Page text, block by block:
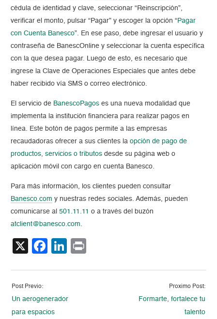
cédula de identidad y clave, seleccionar “Reinscripción”,
verificar el monto, pulsar “Pagar” y escoger la opción “Pagar
con Cuenta Banesco”. En ese paso, debe ingresar el usuario y
contraseña de BanescOnline y seleccionar la cuenta específica
con la que desea pagar. Luego de esto, es necesario que
ingrese la Clave de Operaciones Especiales que antes debe
haber recibido vía SMS o correo electrónico.
El servicio de BanescoPagos es una nueva modalidad que
implementa la institución financiera para realizar pagos en
línea. Este botón de pagos permite a las empresas
recaudadoras ofrecer a sus clientes laopción de pago de
productos, servicios o tributos desde su página web o
aplicación móvil con cargo en cuenta Banesco.
Para más información, los clientes pueden consultar
Banesco.com y nuestras redes sociales. Además, pueden
comunicarse al501.11.11 o a través del buzón
atclient@banesco.com.
X Facebook
LinkedIn
Post Previo:
Un aerogenerador
para espacios
Proximo Post:
Formarte, fortalece tu
talento